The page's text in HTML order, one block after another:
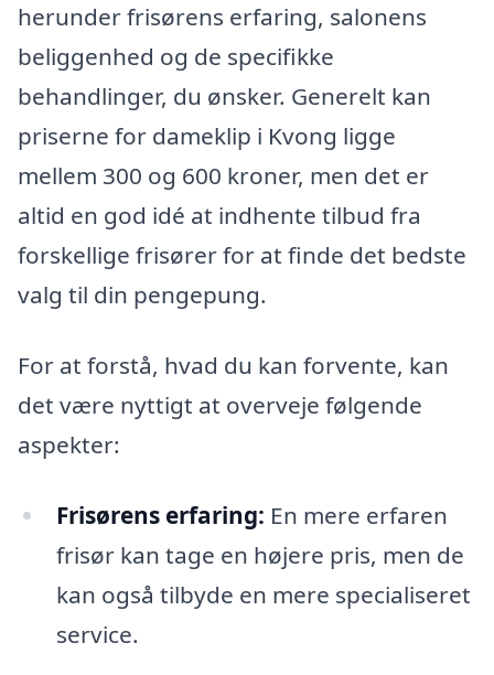
herunder frisørens erfaring, salonens
beliggenhed og de specifikke
behandlinger, du ønsker. Generelt kan
priserne for dameklip i Kvong ligge
mellem 300 og 600 kroner, men det er
altid en god idé at indhente tilbud fra
forskellige frisører for at finde det bedste
valg til din pengepung.
For at forstå, hvad du kan forvente, kan
det være nyttigt at overveje følgende
aspekter:
Frisørens erfaring: En mere erfaren
frisør kan tage en højere pris, men de
kan også tilbyde en mere specialiseret
service.